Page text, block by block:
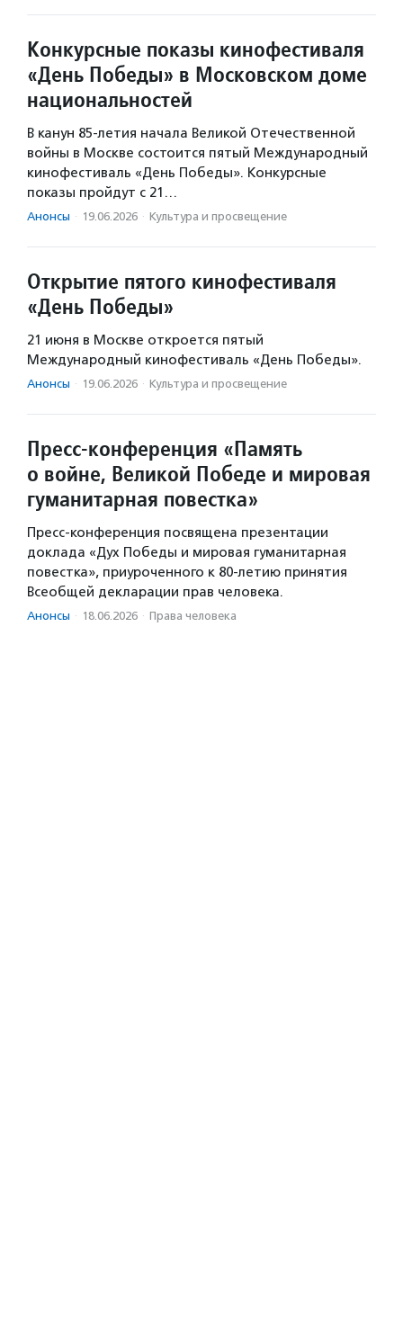
Конкурсные показы кинофестиваля
«День Победы» в Московском доме
национальностей
В канун 85-летия начала Великой Отечественной
войны в Москве состоится пятый Международный
кинофестиваль «День Победы». Конкурсные
показы пройдут с 21…
Анонсы · 19.06.2026 · Культура и просвещение
Открытие пятого кинофестиваля
«День Победы»
21 июня в Москве откроется пятый
Международный кинофестиваль «День Победы».
Анонсы · 19.06.2026 · Культура и просвещение
Пресс-конференция «Память
о войне, Великой Победе и мировая
гуманитарная повестка»
Пресс-конференция посвящена презентации
доклада «Дух Победы и мировая гуманитарная
повестка», приуроченного к 80-летию принятия
Всеобщей декларации прав человека.
Анонсы · 18.06.2026 · Права человека